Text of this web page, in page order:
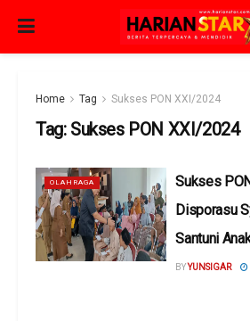
Home Tag Sukses PON XXI/2024
Tag: Sukses PON XXI/2024
OLAHRAGA
Sukses
Disporasu
Santuni
BYYUNSIGAR